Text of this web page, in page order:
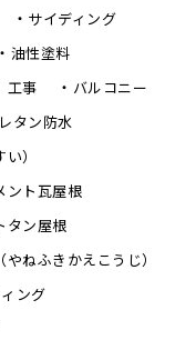
サイディング
油性塗料
工事
バルコニー
タン防水
）
ント瓦屋根
タン屋根
ねふきかえこうじ）
ング